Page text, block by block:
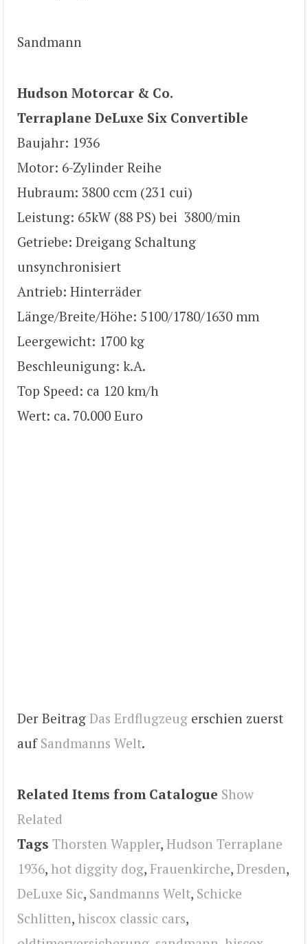
Sandmann
Hudson Motorcar & Co.
Terraplane DeLuxe Six Convertible
Baujahr: 1936
Motor: 6-Zylinder Reihe
Hubraum: 3800 ccm (231 cui)
Leistung: 65kW (88 PS) bei 3800/min
Getriebe: Dreigang Schaltung
unsynchronisiert
Antrieb: Hinterräder
Länge/Breite/Höhe: 5100/1780/1630 mm
Leergewicht: 1700 kg
Beschleunigung: k.A.
Top Speed: ca 120 km/h
Wert: ca. 70.000 Euro
Der Beitrag Das Erdflugzeug erschien zuerst
auf Sandmanns Welt.
Related Items from Catalogue Show
Related
Tags Thorsten Wappler, Hudson Terraplane
1936, hot diggity dog, Frauenkirche, Dresden,
DeLuxe Sic, Sandmanns Welt, Schicke
Schlitten, hiscox classic cars,